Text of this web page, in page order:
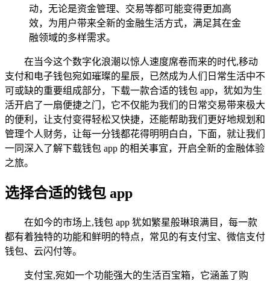
动，无论是资金管理、交易等都可能变得更加高
效，为用户带来全新的金融生活方式，满足其在金
融领域的多样需求。
在当今这个数字化浪潮以惊人速度席卷而来的时代,移动
支付和电子钱包宛如璀璨的星辰，已然成为人们日常生活中不
可或缺的重要组成部分，下载一款合适的钱包 app，犹如为生
活开启了一扇便捷之门，它不仅能为我们的日常交易带来极大
的便利，让支付变得轻松又快捷，还能帮助我们更好地规划和
管理个人财务，让每一分钱都花得明明白白，下面，就让我们
一同深入了解下载钱包 app 的相关事宜，开启全新的金融体验
之旅。
选择合适的钱包 app
在如今的市场上,钱包 app 犹如繁星般琳琅满目，每一款
都有着独特的功能和鲜明的特点，常见的有支付宝、微信支付
钱包、云闪付等。
支付宝,宛如一个功能强大的生活百宝箱，它涵盖了购